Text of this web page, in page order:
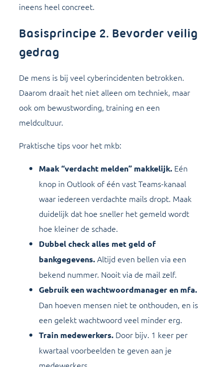
ineens heel concreet.
Basisprincipe 2. Bevorder veilig
gedrag
De mens is bij veel cyberincidenten betrokken.
Daarom draait het niet alleen om techniek, maar
ook om bewustwording, training en een
meldcultuur.
Praktische tips voor het mkb:
Maak “verdacht melden” makkelijk. Eén
knop in Outlook of één vast Teams-kanaal
waar iedereen verdachte mails dropt. Maak
duidelijk dat hoe sneller het gemeld wordt
hoe kleiner de schade.
Dubbel check alles met geld of
bankgegevens.Altijd even bellen via een
bekend nummer. Nooit via de mail zelf.
Gebruik een wachtwoordmanager en mfa.
Dan hoeven mensen niet te onthouden, en is
een gelekt wachtwoord veel minder erg.
Train medewerkers. Door bijv. 1 keer per
kwartaal voorbeelden te geven aan je